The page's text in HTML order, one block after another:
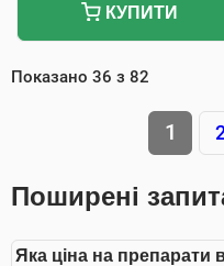
КУПИТИ
Показано 36 з 82
1
Поширені
Яка ціна на препарати